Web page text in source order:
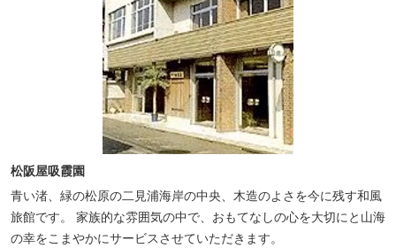
松阪屋吸霞園
青い渚、緑の松原の二見浦海岸の中央、木造のよさを今に残す和風
旅館です。 家族的な雰囲気の中で、おもてなしの心を大切にと山海
の幸をこまやかにサービスさせていただきます。